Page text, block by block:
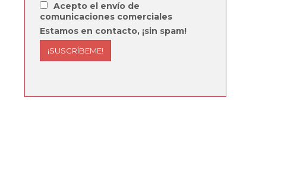
Acepto el envío de
comunicaciones comerciales
Estamos en contacto, ¡sin spam!